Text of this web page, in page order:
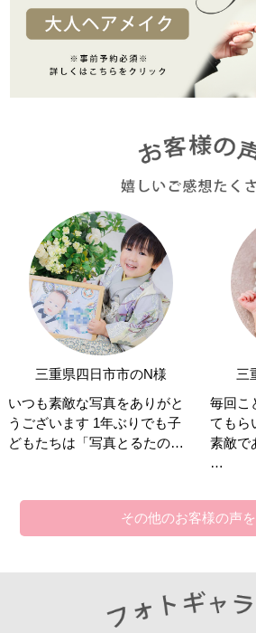
三重県四日市市のN様
いつも素敵な写真をありがと
うございます 1年ぶりでも子
どもたちは「写真とるたの…
三
毎回こ
てもら
素敵で
…
その他のお客様の声